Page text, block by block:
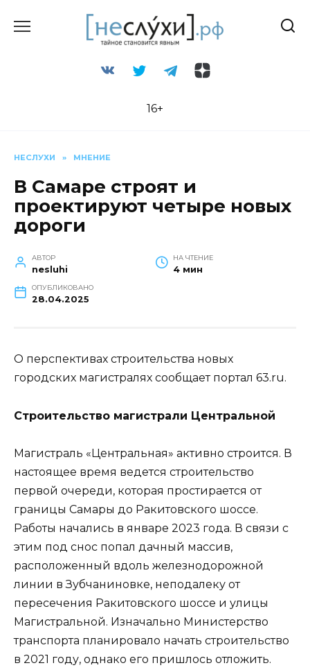
16+
НЕСЛУХИ » МНЕНИЕ
В Самаре строят и
проектируют четыре новых
дороги
АВТОР
nesluhi
НА ЧТЕНИЕ
4 мин
ОПУБЛИКОВАНО
28.04.2025
О перспективах строительства новых
городских магистралях сообщает портал 63.ru.
Строительство магистрали Центральной
Магистраль «Центральная» активно строится. В
настоящее время ведется строительство
первой очереди, которая простирается от
границы Самары до Ракитовского шоссе.
Работы начались в январе 2023 года. В связи с
этим под снос попал дачный массив,
расположенный вдоль железнодорожной
линии в Зубчаниновке, неподалеку от
пересечения Ракитовского шоссе и улицы
Магистральной. Изначально Министерство
транспорта планировало начать строительство
в 2021 году, однако его пришлось отложить.